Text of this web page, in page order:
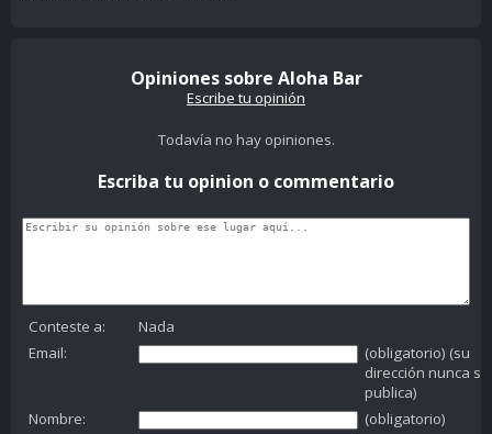
Opiniones sobre Aloha Bar
Escribe tu opinión
Todavía no hay opiniones.
Escriba tu opinion o commentario
Conteste a:
Nada
Email:
(obligatorio) (su
dirección nunca se
publica)
Nombre:
(obligatorio)